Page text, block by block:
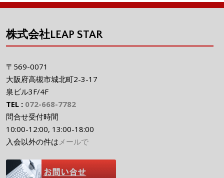
株式会社LEAP STAR
〒569-0071
大阪府高槻市城北町2-3-17
泉ビル3F/4F
TEL : 072-668-7782
問合せ受付時間
10:00-12:00, 13:00-18:00
入会以外の件はメールで